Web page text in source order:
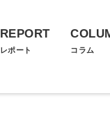
REPORT
レポート コラム